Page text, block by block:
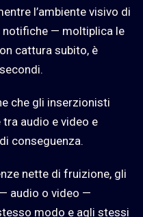
l’ambiente visivo di
notifiche — moltiplica le
cattura subito, è
che gli inserzionisti
audio e video e
conseguenza.
nette di fruizione, gli
— audio o video —
modo e agli stessi